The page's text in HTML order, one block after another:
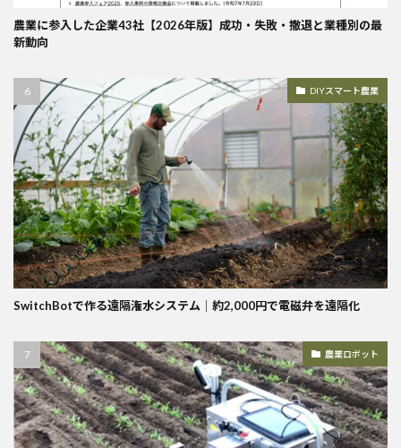
農業に参入した企業43社【2026年版】成功・失敗・撤退と業種別の最
新動向
DIYスマート農業
SwitchBotで作る遠隔潅水システム｜約2,000円で電磁弁を遠隔化
農業ロボット